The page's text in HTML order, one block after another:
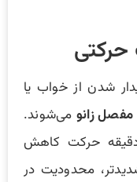
شدن از خواب یا
زانو می‌شوند.
حرکت کاهش
محدودیت در